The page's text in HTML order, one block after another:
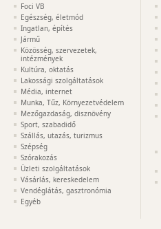
Foci VB
Egészség, életmód
Ingatlan, építés
Jármű
Közösség, szervezetek,
intézmények
Kultúra, oktatás
Lakossági szolgáltatások
Média, internet
Munka, Tűz, Környezetvédelem
Mezőgazdaság, disznövény
Sport, szabadidő
Szállás, utazás, turizmus
Szépség
Szórakozás
Üzleti szolgáltatások
Vásárlás, kereskedelem
Vendéglátás, gasztronómia
Egyéb